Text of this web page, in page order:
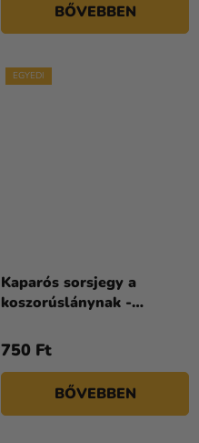
BŐVEBBEN
EGYEDI
Kaparós sorsjegy a
koszorúslánynak -
750 Ft
BŐVEBBEN